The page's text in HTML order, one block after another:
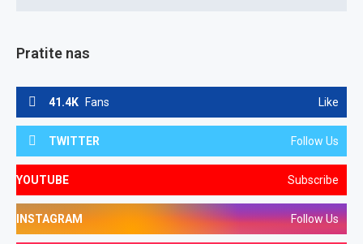
Pratite nas
41.4K Fans Like
TWITTER Follow Us
YOUTUBE Subscribe
INSTAGRAM Follow Us